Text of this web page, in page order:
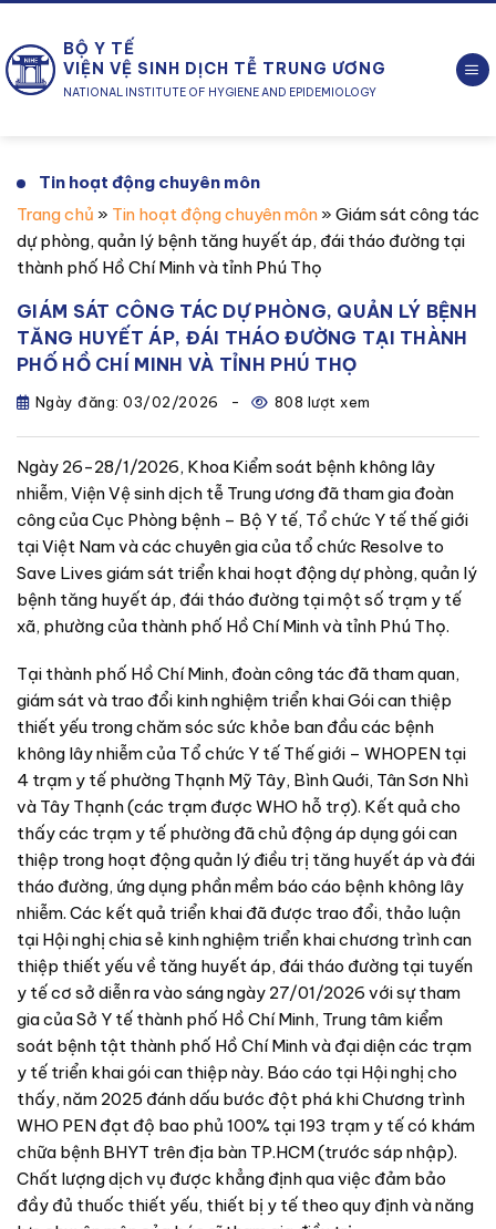
nội
dung
BỘ Y TẾ
VIỆN VỆ SINH DỊCH TỄ TRUNG ƯƠNG
NATIONAL INSTITUTE OF HYGIENE AND EPIDEMIOLOGY
Tin hoạt động chuyên môn
Trang chủ » Tin hoạt động chuyên môn » Giám sát công tác
dự phòng, quản lý bệnh tăng huyết áp, đái tháo đường tại
thành phố Hồ Chí Minh và tỉnh Phú Thọ
GIÁM SÁT CÔNG TÁC DỰ PHÒNG, QUẢN LÝ BỆNH
TĂNG HUYẾT ÁP, ĐÁI THÁO ĐƯỜNG TẠI THÀNH
PHỐ HỒ CHÍ MINH VÀ TỈNH PHÚ THỌ
Ngày đăng:03/02/2026 - 808 lượt xem
Ngày 26-28/1/2026, Khoa Kiểm soát bệnh không lây
nhiễm, Viện Vệ sinh dịch tễ Trung ương đã tham gia đoàn
công của Cục Phòng bệnh – Bộ Y tế, Tổ chức Y tế thế giới
tại Việt Nam và các chuyên gia của tổ chức Resolve to
Save Lives giám sát triển khai hoạt động dự phòng, quản lý
bệnh tăng huyết áp, đái tháo đường tại một số trạm y tế
xã, phường của thành phố Hồ Chí Minh và tỉnh Phú Thọ.
Tại thành phố Hồ Chí Minh, đoàn công tác đã tham quan,
giám sát và trao đổi kinh nghiệm triển khai Gói can thiệp
thiết yếu trong chăm sóc sức khỏe ban đầu các bệnh
không lây nhiễm của Tổ chức Y tế Thế giới – WHOPEN tại
4 trạm y tế phường Thạnh Mỹ Tây, Bình Quới, Tân Sơn Nhì
và Tây Thạnh (các trạm được WHO hỗ trợ). Kết quả cho
thấy các trạm y tế phường đã chủ động áp dụng gói can
thiệp trong hoạt động quản lý điều trị tăng huyết áp và đái
tháo đường, ứng dụng phần mềm báo cáo bệnh không lây
nhiễm. Các kết quả triển khai đã được trao đổi, thảo luận
tại Hội nghị chia sẻ kinh nghiệm triển khai chương trình can
thiệp thiết yếu về tăng huyết áp, đái tháo đường tại tuyến
y tế cơ sở diễn ra vào sáng ngày 27/01/2026 với sự tham
gia của Sở Y tế thành phố Hồ Chí Minh, Trung tâm kiểm
soát bệnh tật thành phố Hồ Chí Minh và đại diện các trạm
y tế triển khai gói can thiệp này. Báo cáo tại Hội nghị cho
thấy, năm 2025 đánh dấu bước đột phá khi Chương trình
WHO PEN đạt độ bao phủ 100% tại 193 trạm y tế có khám
chữa bệnh BHYT trên địa bàn TP.HCM (trước sáp nhập).
Chất lượng dịch vụ được khẳng định qua việc đảm bảo
đầy đủ thuốc thiết yếu, thiết bị y tế theo quy định và năng